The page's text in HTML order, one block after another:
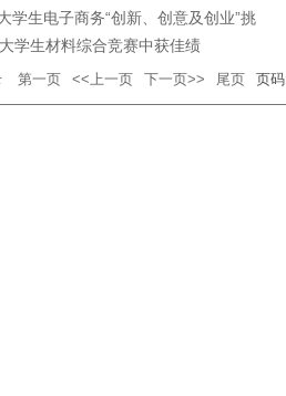
学生电子商务“创新、创意及创业”挑
学生材料综合竞赛中获佳绩
第一页 <<上一页 下一页>> 尾页 页码